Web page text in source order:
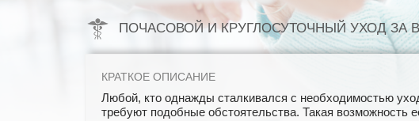
ПОЧАСОВОЙ И КРУГЛОСУТОЧНЫЙ УХОД
КРАТКОЕ ОПИСАНИЕ
Любой, кто однажды сталкивался с необходимостью
требуют подобные обстоятельства. Такая возможность